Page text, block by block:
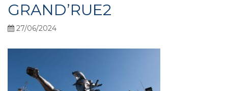
GRAND’RUE2
27/06/2024